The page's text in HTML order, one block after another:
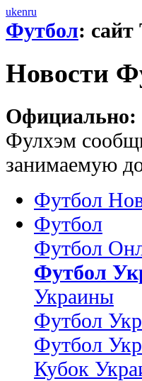
ukenru
Футбол:
Новости
Официально:
Фулхэм
занимаемую
Футбол
Футбол
Футбол
Футбол
Украины
Футбол
Футбол
Кубок